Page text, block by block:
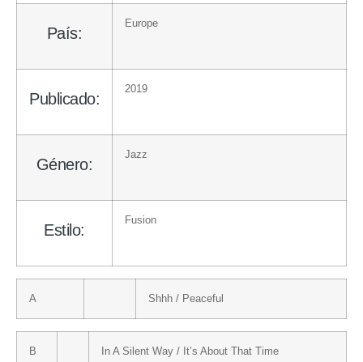
País:
Europe
Publicado:
2019
Género:
Jazz
Estilo:
Fusion
A Shhh / Peaceful
B In A Silent Way / It’s About That Time